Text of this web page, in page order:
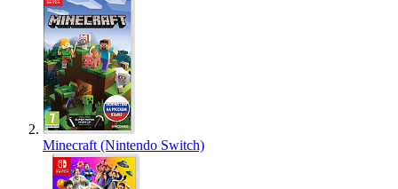
Minecraft (Nintendo Switch)